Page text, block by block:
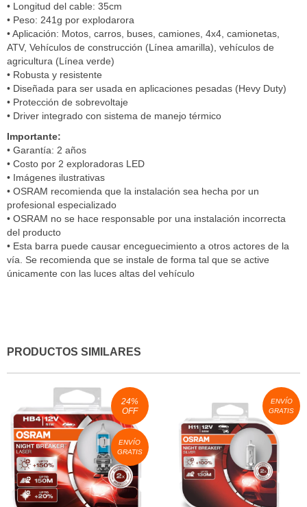
• Longitud del cable: 35cm
• Peso: 241g por explodarora
• Aplicación: Motos, carros, buses, camiones, 4x4, camionetas,
ATV, Vehículos de construcción (Línea amarilla), vehículos de
agricultura (Línea verde)
• Robusta y resistente
• Diseñada para ser usada en aplicaciones pesadas (Hevy Duty)
• Protección de sobrevoltaje
• Driver integrado con sistema de manejo térmico
Importante:
• Garantía: 2 años
• Costo por 2 exploradoras LED
• Imágenes ilustrativas
• OSRAM recomienda que la instalación sea hecha por un
profesional especializado
• OSRAM no se hace responsable por una instalación incorrecta
del producto
• Esta barra puede causar enceguecimiento a otros actores de la
vía. Se recomienda que se instale de forma tal que se active
únicamente con las luces altas del vehículo
PRODUCTOS SIMILARES
24%
OFF
ENVÍO
GRATIS
ENVÍO
GRATIS